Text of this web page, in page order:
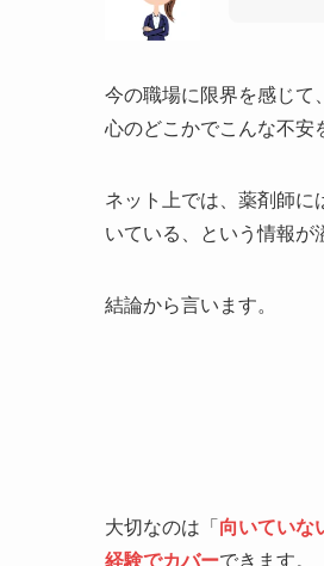
今の職場に限界を感じて
心のどこかでこんな不安
ネット上では、薬剤師に
いている、という情報が
結論から言います。
大切なのは「 向いていな
経験でカバーできます。